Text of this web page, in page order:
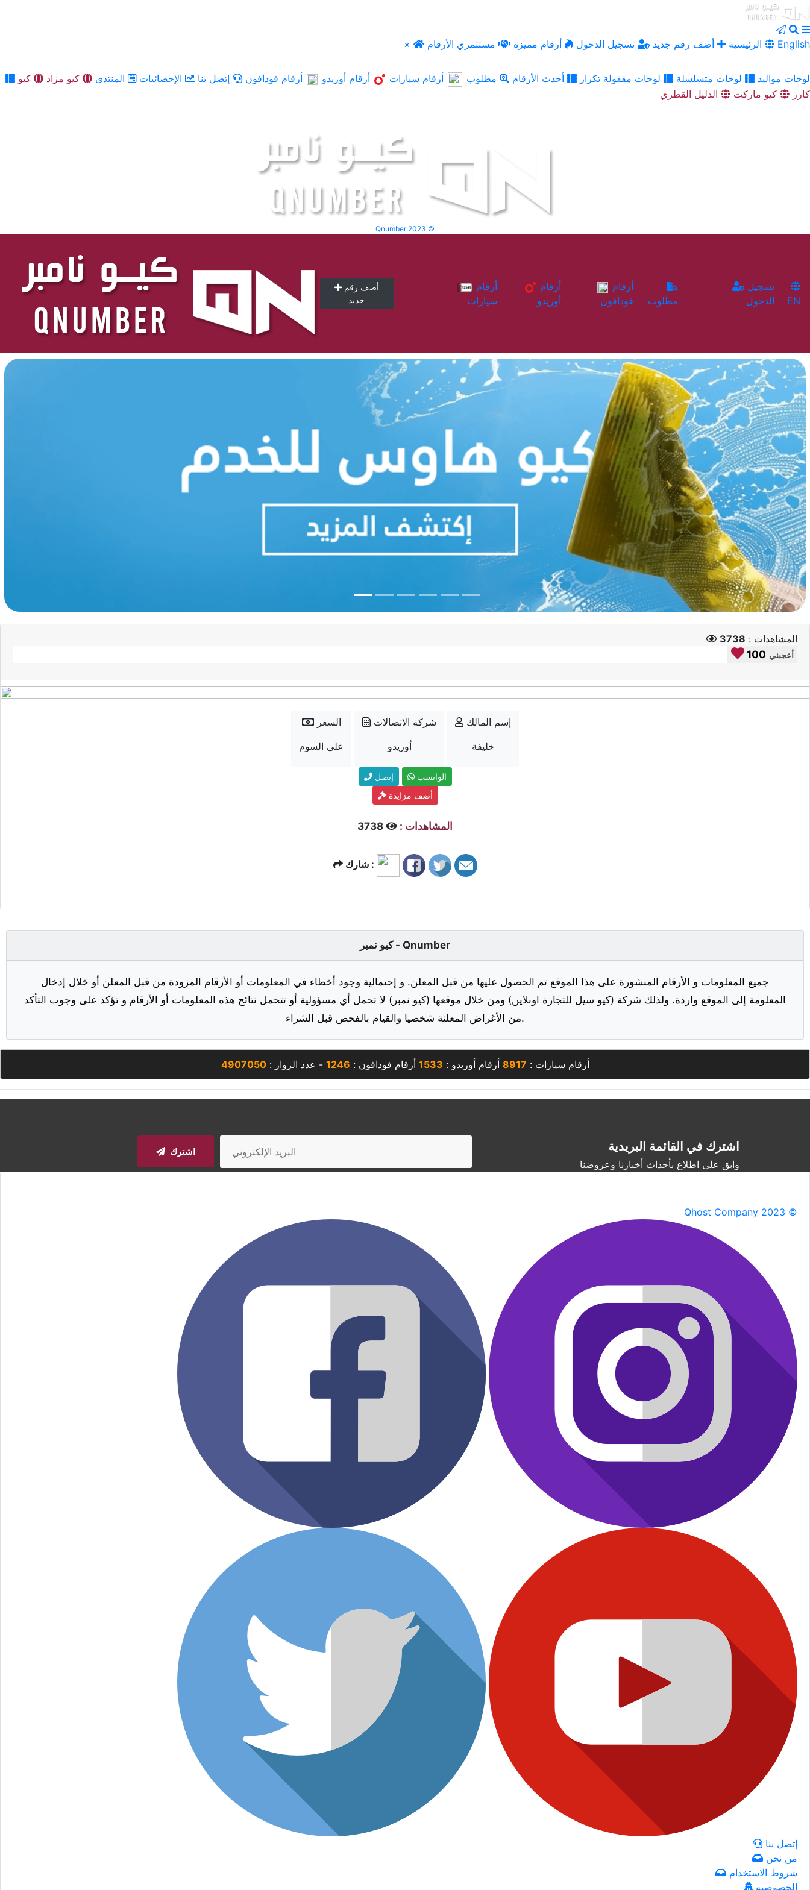
× الرئيسية أضف رقم جديد تسجيل الدخول أرقام مميزة مستثمري الأرقام English
لوحات مواليد لوحات متسلسلة لوحات مقفولة تكرار أحدث الأرقام مطلوب أرقام سيارات أرقام أوريدو أرقام فودافون إتصل بنا الإحصائيات المنتدى كيو مزاد
كيو
كارز
كيو ماركت الدليل القطري
Qnumber 2023 ©
أضف رقم
جديد
سيارات
أوريدو
فودافون
مطلوب
الدخول
EN
المشاهدات : 3738
100 أعجبني
السعر
على السوم
شركة الاتصالات
أوريدو
إسم المالك
خليفة
إتصل
الواتسب
أضف مزايدة
المشاهدات :
شارك :
كيو نمبر - Qnumber
جميع المعلومات و الأرقام المنشورة على هذا الموقع تم الحصول عليها من قبل المعلن. و إحتمالية وجود أخطاء في المعلومات أو الأرقام المزودة من قبل المعلن أو خلال إدخال
المعلومة إلى الموقع واردة. ولذلك شركة (كيو سيل للتجارة اونلاين) ومن خلال موقعها (كيو نمبر) لا تحمل أي مسؤولية أو تتحمل نتائج هذه المعلومات أو الأرقام و تؤكد على وجوب التأكد
من الأغراض المعلنة شخصيا والقيام بالفحص قبل الشراء.
أرقام سيارات : 8917 أرقام أوريدو : 1533 أرقام فودافون : 1246 - عدد الزوار :4907050
اشترك في القائمة البريدية
وابق على اطلاع بأحداث أخبارنا وعروضنا
اشترك
Qhost Company 2023 ©
إتصل بنا
من نحن
شروط الاستخدام
الخصوصية